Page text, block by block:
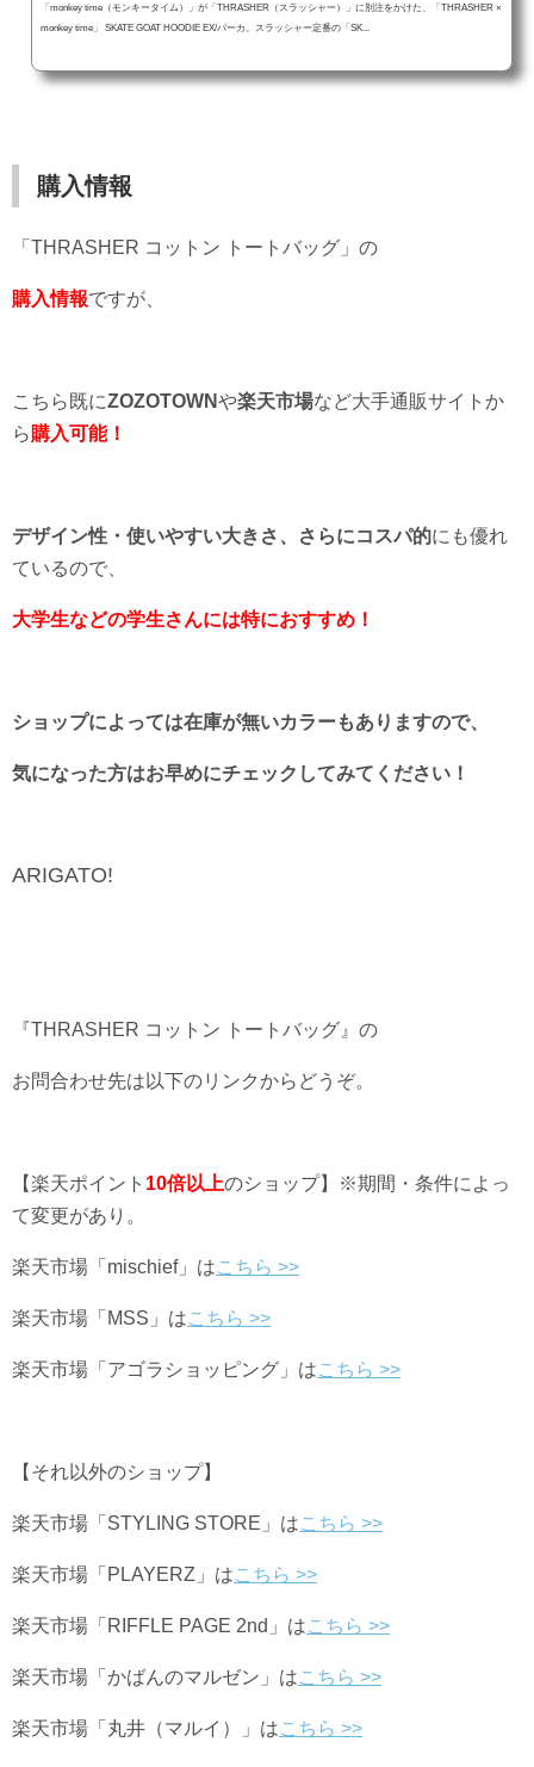
「monkey time（モンキータイム）」が「THRASHER（スラッシャー）」に別注をかけた、「THRASHER ×
monkey time」 SKATE GOAT HOODIE EX/パーカ。スラッシャー定番の「SK...
購入情報
「THRASHER コットン トートバッグ」の
購入情報ですが、
こちら既にZOZOTOWNや楽天市場など大手通販サイトか
ら購入可能！
デザイン性・使いやすい大きさ、さらにコスパ的にも優れ
ているので、
大学生などの学生さんには特におすすめ！
ショップによっては在庫が無いカラーもありますので、
気になった方はお早めにチェックしてみてください！
ARIGATO!
『THRASHER コットン トートバッグ』の
お問合わせ先は以下のリンクからどうぞ。
【楽天ポイント 10倍以上のショップ】※期間・条件によっ
て変更があり。
楽天市場「mischief」はこちら >>
楽天市場「MSS」はこちら >>
楽天市場「アゴラショッピング」はこちら >>
【それ以外のショップ】
楽天市場「STYLING STORE」はこちら >>
楽天市場「PLAYERZ」はこちら >>
楽天市場「RIFFLE PAGE 2nd」はこちら >>
楽天市場「かばんのマルゼン」はこちら >>
楽天市場「丸井（マルイ）」はこちら >>